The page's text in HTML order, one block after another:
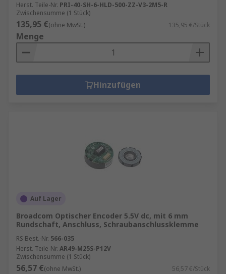
Herst. Teile-Nr. PRI-40-SH-6-HLD-500-ZZ-V3-2M5-R
Zwischensumme (1 Stück)
135,95 €(ohne MwSt.) 135,95 €/Stück
Menge
Hinzufügen
Auf Lager
Broadcom Optischer Encoder 5.5V dc, mit 6 mm
Rundschaft, Anschluss, Schraubanschlussklemme
RS Best.-Nr. 566-035
Herst. Teile-Nr. AR49-M25S-P12V
Zwischensumme (1 Stück)
56,57 €(ohne MwSt.) 56,57 €/Stück